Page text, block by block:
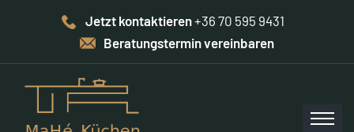
Jetzt kontaktieren+36 70 595 9431
Beratungstermin vereinbaren